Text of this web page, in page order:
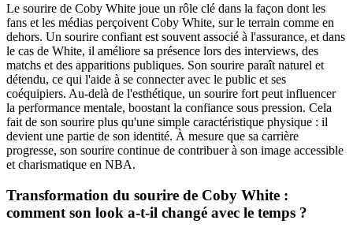
Le sourire de Coby White joue un rôle clé dans la façon dont les
fans et les médias perçoivent Coby White, sur le terrain comme en
dehors. Un sourire confiant est souvent associé à l'assurance, et dans
le cas de White, il améliore sa présence lors des interviews, des
matchs et des apparitions publiques. Son sourire paraît naturel et
détendu, ce qui l'aide à se connecter avec le public et ses
coéquipiers. Au-delà de l'esthétique, un sourire fort peut influencer
la performance mentale, boostant la confiance sous pression. Cela
fait de son sourire plus qu'une simple caractéristique physique : il
devient une partie de son identité. À mesure que sa carrière
progresse, son sourire continue de contribuer à son image accessible
et charismatique en NBA.
Transformation du sourire de Coby White :
comment son look a-t-il changé avec le temps ?